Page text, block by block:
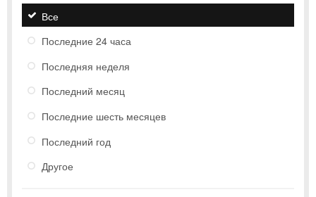
Все
Последние 24 часа
Последняя неделя
Последний месяц
Последние шесть месяцев
Последний год
Другое